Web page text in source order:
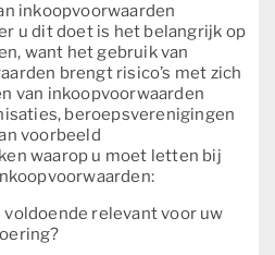
inkoopvoorwaarden
u dit doet is het belangrijk op
want het gebruik van
brengt risico’s met zich
van inkoopvoorwaarden
beroepsverenigingen
voorbeeld
waarop u moet letten bij
relevant voor uw